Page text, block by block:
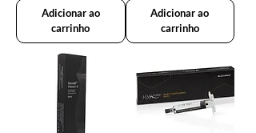
Adicionar ao
carrinho
Adicionar ao
carrinho